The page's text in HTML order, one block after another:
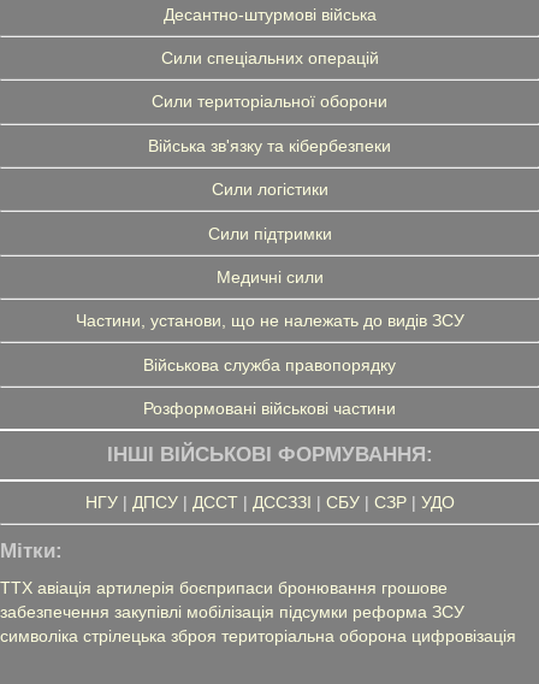
Десантно-штурмові війська
Сили спеціальних операцій
Сили територіальної оборони
Війська зв'язку та кібербезпеки
Сили логістики
Сили підтримки
Медичні сили
Частини, установи, що не належать до видів ЗСУ
Військова служба правопорядку
Розформовані військові частини
ІНШІ ВІЙСЬКОВІ ФОРМУВАННЯ:
НГУ| ДПСУ| ДССТ| ДССЗЗІ | СБУ| СЗР| УДО
Мітки:
ТТХ авіація артилерія боєприпаси бронювання грошове
забезпечення закупівлі мобілізація підсумки реформа ЗСУ
символіка стрілецька зброя територіальна оборона цифровізація